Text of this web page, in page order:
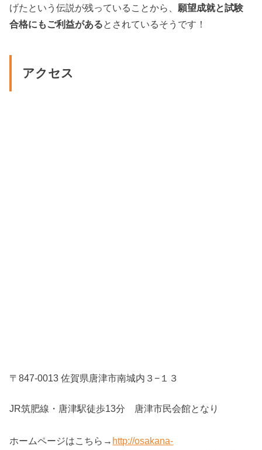
げたという伝説が残っていることから、 願望成就と試験
合格にもご利益があるとされているそうです！
アクセス
〒847-0013 佐賀県唐津市南城内３−１３
JR筑肥線・唐津駅徒歩13分 唐津市民会館となり
ホームページはこちら→ http://osakana-